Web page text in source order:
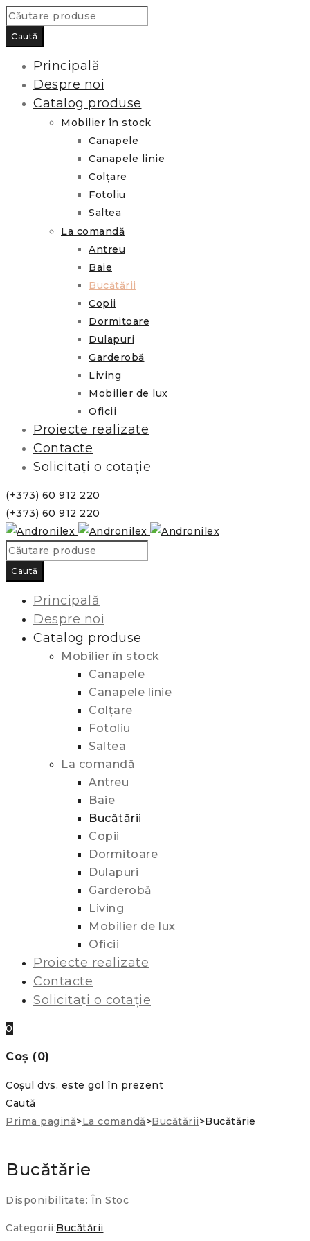
Principală
Despre noi
Catalog produse
Mobilier în stock
Canapele
Canapele linie
Colțare
Fotoliu
Saltea
La comandă
Antreu
Baie
Bucătării
Copii
Dormitoare
Dulapuri
Garderobă
Living
Mobilier de lux
Oficii
Proiecte realizate
Contacte
Solicitați o cotație
(+373) 60 912 220
(+373) 60 912 220
Principală
Despre noi
Catalog produse
Mobilier în stock
Canapele
Canapele linie
Colțare
Fotoliu
Saltea
La comandă
Antreu
Baie
Bucătării
Copii
Dormitoare
Dulapuri
Garderobă
Living
Mobilier de lux
Oficii
Proiecte realizate
Contacte
Solicitați o cotație
0
Coș (0)
Coșul dvs. este gol în prezent
Caută
Prima pagină>La comandă>Bucătării>Bucătărie
Bucătărie
Disponibilitate: În Stoc
Categorii:Bucătării